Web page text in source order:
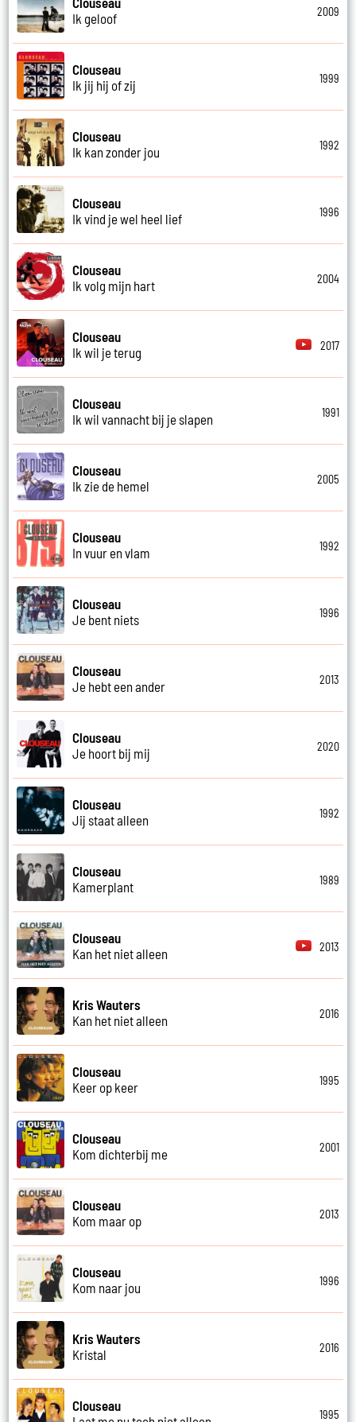
Ik geloof
2009
Clouseau
Ik jij hij of zij
1999
Clouseau
Ik kan zonder jou
1992
Clouseau
Ik vind je wel heel lief
1996
Clouseau
Ik volg mijn hart
2004
Clouseau
Ik wil je terug
2017
Clouseau
Ik wil vannacht bij je slapen
1991
Clouseau
Ik zie de hemel
2005
Clouseau
In vuur en vlam
1992
Clouseau
Je bent niets
1996
Clouseau
Je hebt een ander
2013
Clouseau
Je hoort bij mij
2020
Clouseau
Jij staat alleen
1992
Clouseau
Kamerplant
1989
Clouseau
Kan het niet alleen
2013
Kris Wauters
Kan het niet alleen
2016
Clouseau
Keer op keer
1995
Clouseau
Kom dichterbij me
2001
Clouseau
Kom maar op
2013
Clouseau
Kom naar jou
1996
Kris Wauters
Kristal
2016
Clouseau
1995